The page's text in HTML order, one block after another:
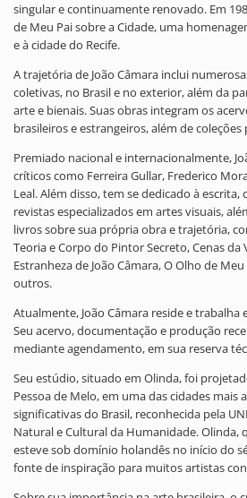
singular e continuamente renovado. Em
de Meu Pai sobre a Cidade, uma
e à cidade do Recife.
A trajetória de João Câmara inclui
coletivas, no Brasil e no exterior, além da
arte e bienais. Suas obras integram os
brasileiros e estrangeiros, além de
Premiado nacional e internacionalmente,
críticos como Ferreira Gullar, Frederico
Leal. Além disso, tem se dedicado à
revistas especializados em artes visuais,
livros sobre sua própria obra e trajetória,
Teoria e Corpo do Pintor Secreto, Cenas da
Estranheza de João Câmara, O Olho de
outros.
Atualmente, João Câmara reside e trabalha
Seu acervo, documentação e produção
mediante agendamento, em sua reserva
Seu estúdio, situado em Olinda, foi
Pessoa de Melo, em uma das cidades mais
significativas do Brasil, reconhecida pela
Natural e Cultural da Humanidade. Olinda,
esteve sob domínio holandês no início do
fonte de inspiração para muitos artistas